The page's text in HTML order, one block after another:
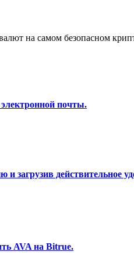
на самом безопасном
почты.
загрузив действительное
AVA на Bitrue.